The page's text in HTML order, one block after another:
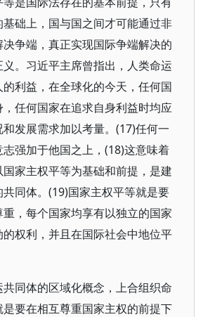
础上，国与国之间才可能通过非
争端，真正实现国际争端解决的
。习近平主席曾指出，人类命运
利益，在全球化的今天，任何国
任何国家在追求自身利益时均应
发展需求加以考量。(17)任何一
强加于他国之上，(18)这意味着
家主权平等为基础和前提，是建
同体。(19)国家主权平等就是要
，每个国家均享有以独立的国家
权利，并且在国际社会中地位平
同体的区域化概念，上合组织命
要在相互尊重国家主权的前提下